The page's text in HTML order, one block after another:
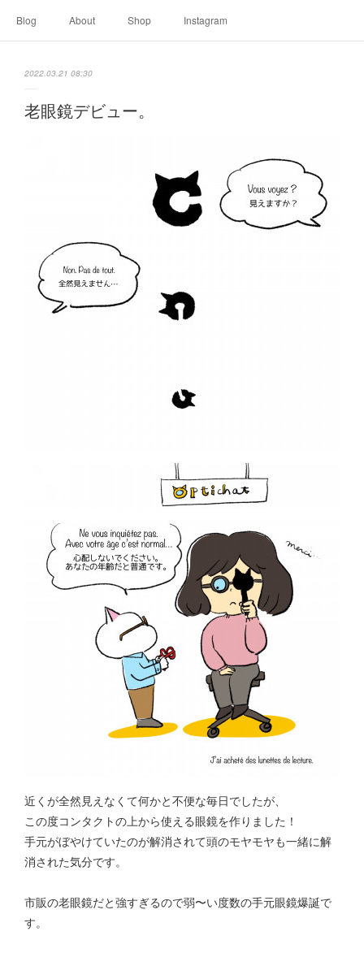
Blog About Shop Instagram
2022.03.21 08:30
老眼鏡デビュー。
近くが全然見えなくて何かと不便な毎日でしたが、
この度コンタクトの上から使える眼鏡を作りました！
手元がぼやけていたのが解消されて頭のモヤモヤも一緒に解
消された気分です。
市販の老眼鏡だと強すぎるので弱〜い度数の手元眼鏡爆誕で
す。